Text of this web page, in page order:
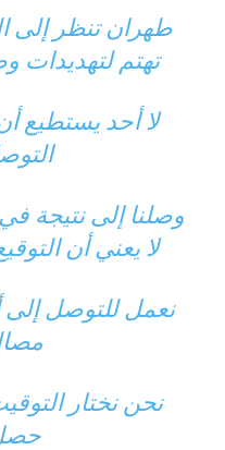
طهران تنظر إلى
تهتم لتهديدات
لا أحد يستطيع
وصلنا إلى نتيجة
لا يعني أن
نعمل للتوصل
نحن نختار